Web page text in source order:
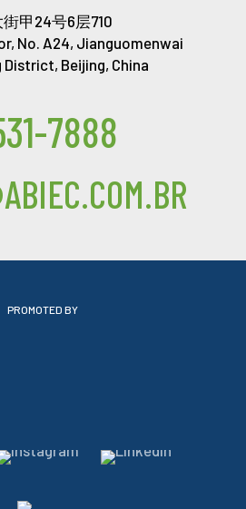
甲24号6层710
No. A24, Jianguomenwai
District, Beijing, China
7888
PROMOTED BY